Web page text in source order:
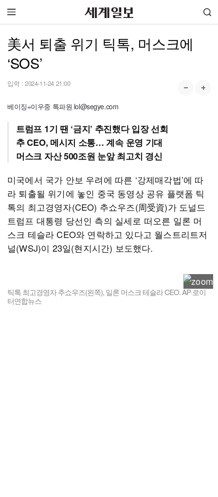
美서 퇴출 위기 틱톡, 머스크에
‘SOS’
입력 : 2024-11-24 21:00
베이징=이우중 특파원 lol@segye.com
트럼프 1기 땐 ‘금지’ 추진했다 입장 선회
추 CEO, 메시지 소통… 계속 운영 기대
머스크 자산 500조원 눈앞 최고치 경신
미국에서 국가 안보 우려에 따른 ‘강제매각법’에 따
라 퇴출될 위기에 놓인 중국 동영상 공유 플랫폼 틱
톡의 최고경영자(CEO) 추쇼우즈(周受資)가 도널드
트럼프 대통령 당선인 측의 실세로 떠오른 일론 머
스크 테슬라 CEO와 연락하고 있다고 월스트리트저
널(WSJ)이 23일(현지시간) 보도했다.
틱톡 최고경영자 추쇼우즈(왼쪽), 일론 머스크 테슬라 CEO. AP·로이
터연합뉴스